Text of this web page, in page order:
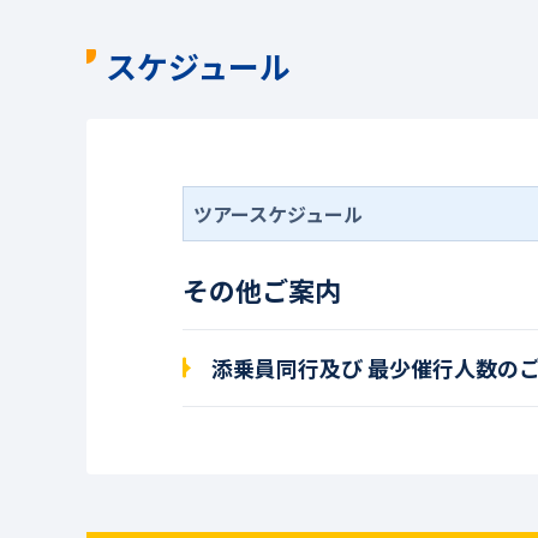
スケジュール
ツアースケジュール
その他ご案内
添乗員同行及び 最少催行人数の